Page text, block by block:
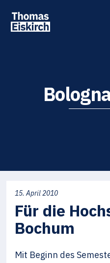
15. April 2010
Für die
Bochum
Mit Beginn des